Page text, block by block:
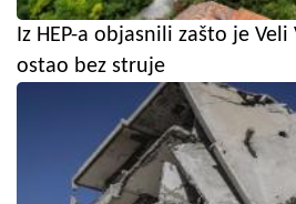
Iz HEP-a objasnili zašto je
ostao bez struje